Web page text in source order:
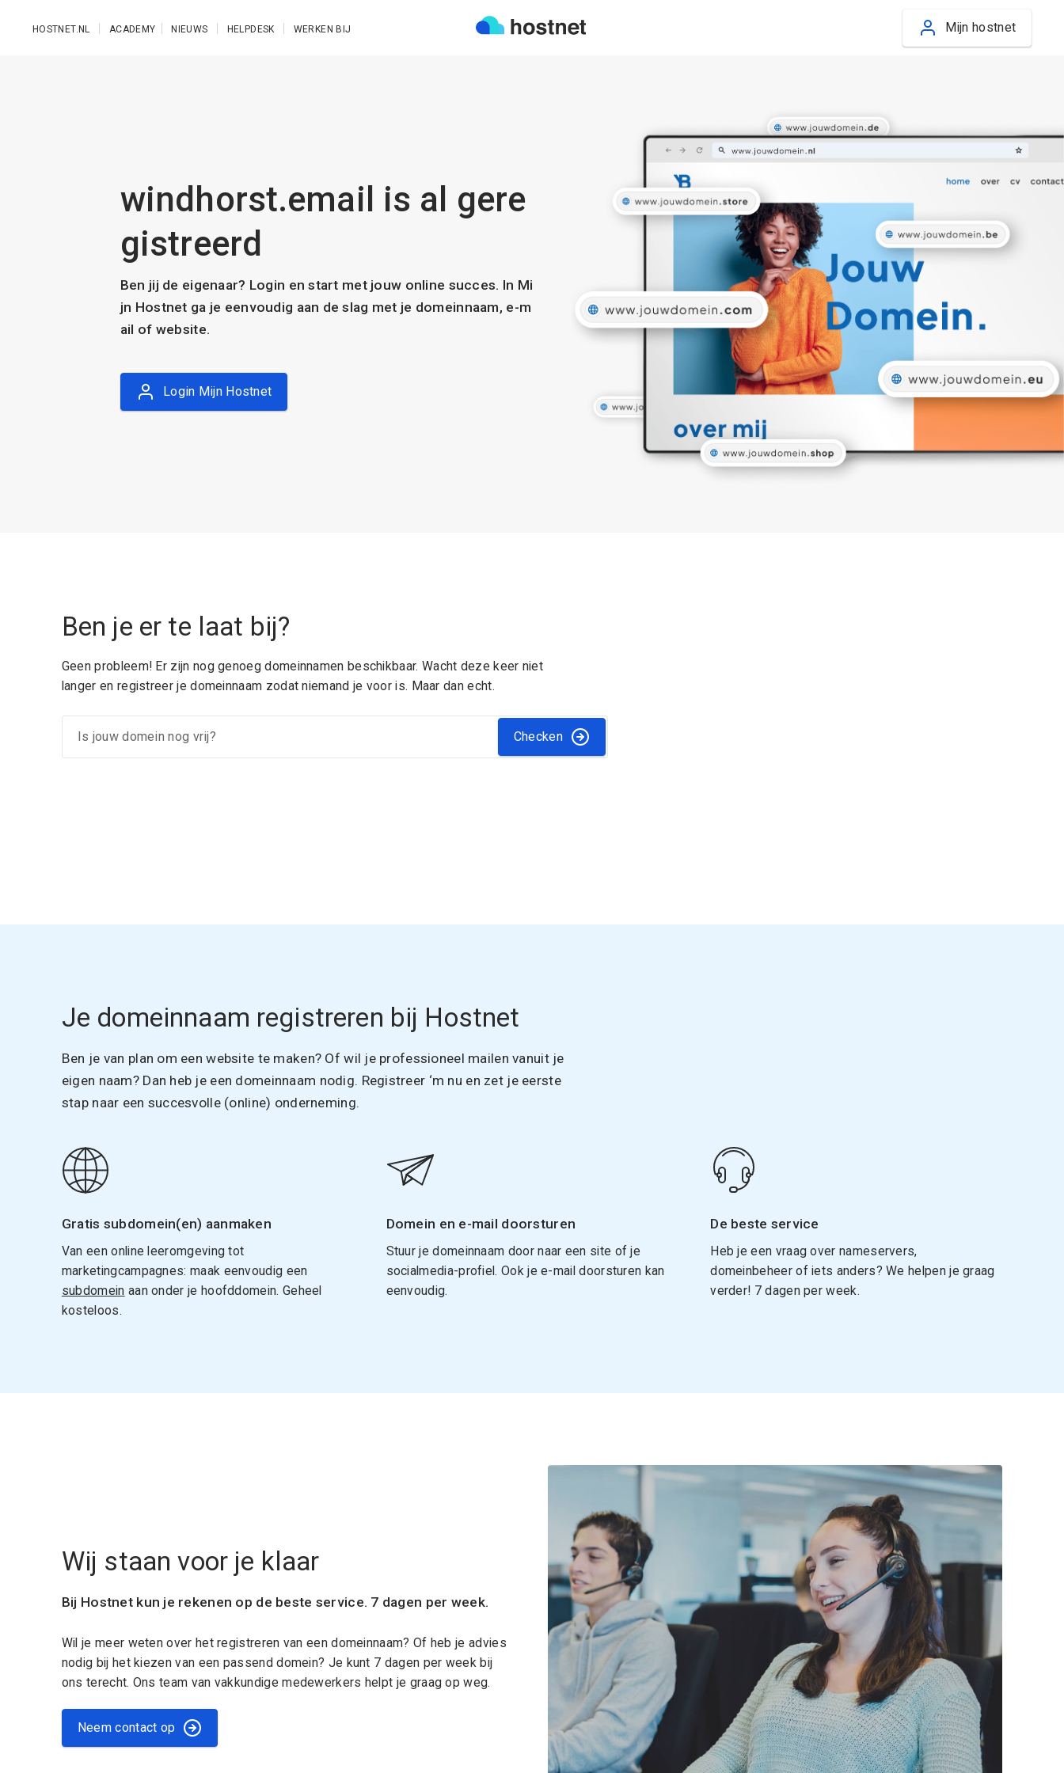
HOSTNET.NL ACADEMY NIEUWS HELPDESK WERKEN BIJ Mijn hostnet
windhorst.email is al gere
gistreerd
Ben jij de eigenaar? Login en start met jouw online succes. In Mi
jn Hostnet ga je eenvoudig aan de slag met je domeinnaam, e-m
ail of website.
Login Mijn Hostnet
Ben je er te laat bij?
Geen probleem! Er zijn nog genoeg domeinnamen beschikbaar. Wacht deze keer niet
langer en registreer je domeinnaam zodat niemand je voor is. Maar dan echt.
Checken
Je domeinnaam registreren bij Hostnet
Ben je van plan om een website te maken? Of wil je professioneel mailen vanuit je
eigen naam? Dan heb je een domeinnaam nodig. Registreer ‘m nu en zet je eerste
stap naar een succesvolle (online) onderneming.
Gratis subdomein(en) aanmaken
Van een online leeromgeving tot
marketingcampagnes: maak eenvoudig een
subdomein aan onder je hoofddomein. Geheel
kosteloos.
Domein en e-mail doorsturen
Stuur je domeinnaam door naar een site of je
socialmedia-profiel. Ook je e-mail doorsturen kan
eenvoudig.
De beste service
Heb je een vraag over nameservers,
domeinbeheer of iets anders? We helpen je graag
verder! 7 dagen per week.
Wij staan voor je klaar
Bij Hostnet kun je rekenen op de beste service. 7 dagen per week.
Wil je meer weten over het registreren van een domeinnaam? Of heb je advies
nodig bij het kiezen van een passend domein? Je kunt 7 dagen per week bij
ons terecht. Ons team van vakkundige medewerkers helpt je graag op weg.
Neem contact op